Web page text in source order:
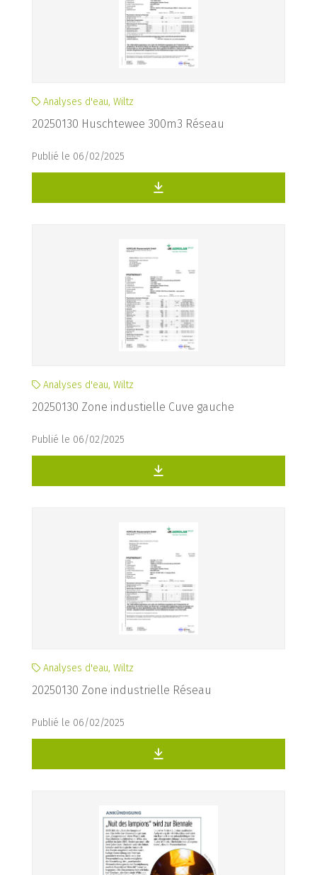
Analyses d'eau, Wiltz
20250130 Huschtewee 300m3 Réseau
Publié le 06/02/2025
Analyses d'eau, Wiltz
20250130 Zone industielle Cuve gauche
Publié le 06/02/2025
Analyses d'eau, Wiltz
20250130 Zone industrielle Réseau
Publié le 06/02/2025